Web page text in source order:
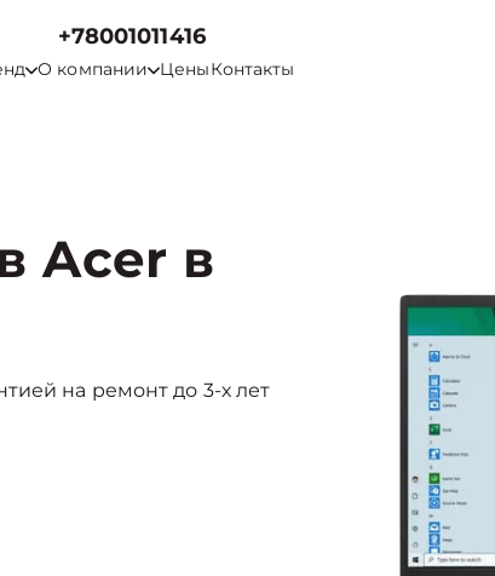
+78001011416
О компании ЦеныКонтакты
Acer в
на ремонт до 3-х лет